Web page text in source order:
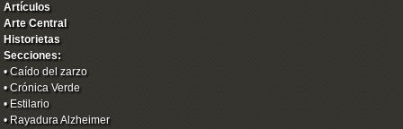
Artículos
Arte Central
Historietas
Secciones:
•Caído del zarzo
•Crónica Verde
• Estilario
• Rayadura Alzheimer